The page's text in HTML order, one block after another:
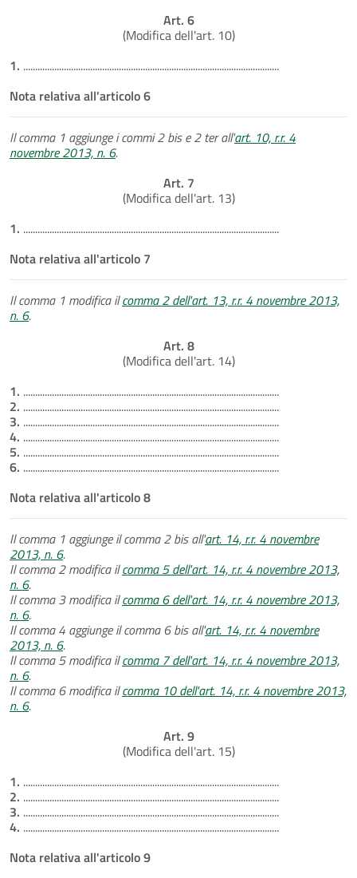
Art. 6
(Modifica dell'art. 10)
1. ...........................................................................................................
Nota relativa all'articolo 6
Il comma 1 aggiunge i commi 2 bis e 2 ter all'art. 10, r.r. 4
novembre 2013, n. 6.
Art. 7
(Modifica dell'art. 13)
1. ...........................................................................................................
Nota relativa all'articolo 7
Il comma 1 modifica ilcomma 2 dell'art. 13, r.r. 4 novembre 2013,
n. 6.
Art. 8
(Modifica dell'art. 14)
1. ...........................................................................................................
2. ...........................................................................................................
3. ...........................................................................................................
4. ...........................................................................................................
5. ...........................................................................................................
6. ...........................................................................................................
Nota relativa all'articolo 8
Il comma 1 aggiunge il comma 2 bis all'art. 14, r.r. 4 novembre
2013, n. 6.
Il comma 2 modifica ilcomma 5 dell'art. 14, r.r. 4 novembre 2013,
n. 6.
Il comma 3 modifica ilcomma 6 dell'art. 14, r.r. 4 novembre 2013,
n. 6.
Il comma 4 aggiunge il comma 6 bis all'art. 14, r.r. 4 novembre
2013, n. 6.
Il comma 5 modifica ilcomma 7 dell'art. 14, r.r. 4 novembre 2013,
n. 6.
Il comma 6 modifica ilcomma 10 dell'art. 14, r.r. 4 novembre 2013,
n. 6.
Art. 9
(Modifica dell'art. 15)
1. ...........................................................................................................
2. ...........................................................................................................
3. ...........................................................................................................
4. ...........................................................................................................
Nota relativa all'articolo 9